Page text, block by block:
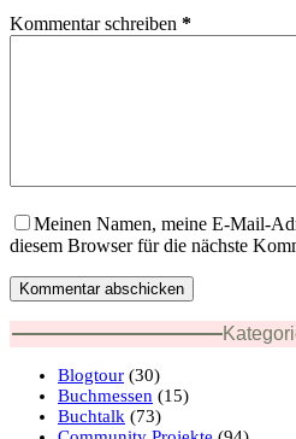
Kommentar schreiben *
Meinen Namen, meine E-Mail-
diesem Browser für die nächste
Kommentar abschicken
Blogtour (30)
Buchmessen (15)
Buchtalk (73)